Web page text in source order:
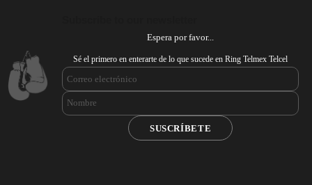
Espera por favor...
Sé el primero en enterarte de lo que sucede en Ring Telmex Telcel